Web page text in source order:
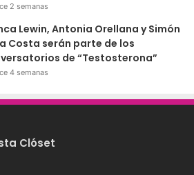
2 semanas
Lewin, Antonia Orellana y Simón
Costa serán parte de los
de “Testosterona”
4 semanas
Clóset